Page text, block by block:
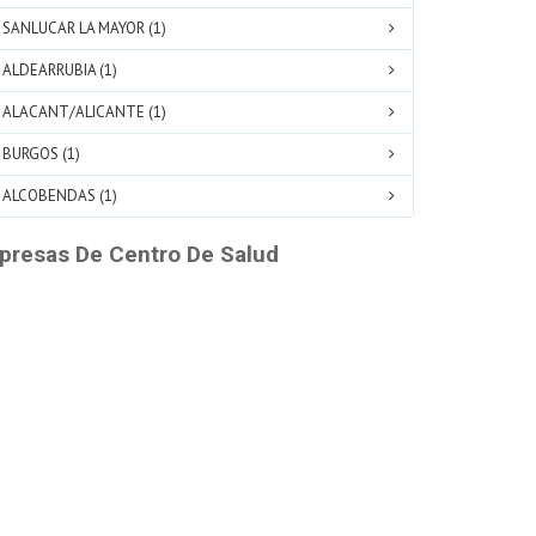
SANLUCAR LA MAYOR (1)
ALDEARRUBIA (1)
ALACANT/ALICANTE (1)
BURGOS (1)
ALCOBENDAS (1)
De Centro De Salud